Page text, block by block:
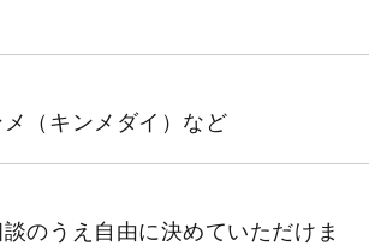
（キンメダイ）など
のうえ自由に決めていただけま